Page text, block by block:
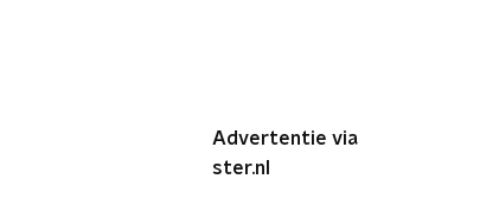
Advertentie via
ster.nl